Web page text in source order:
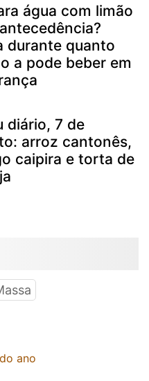
água com limão
durante quanto
a pode beber em
diário, 7 de
arroz cantonês,
caipira e torta de
ano